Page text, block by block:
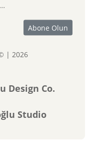
| 2026
Design Co.
Studio